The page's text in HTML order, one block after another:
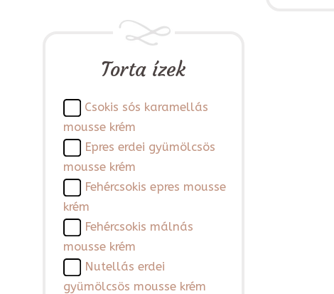
Torta ízek
Csokis sós karamellás
mousse krém
Epres erdei gyümölcsös
mousse krém
Fehércsokis epres mousse
krém
Fehércsokis málnás
mousse krém
Nutellás erdei
gyümölcsös mousse krém